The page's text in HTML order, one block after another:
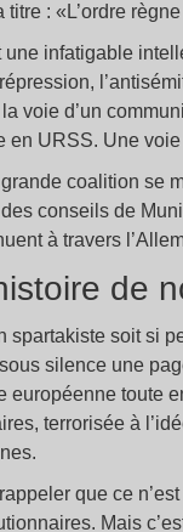
: «L’ordre
une infatigable
voie d’un
en URSS. Une
coalition se
conseils de
à travers
de
spartakiste soit si
silence une
européenne toute
terrorisée à
que ce
Mais